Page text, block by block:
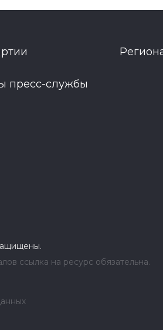
пресс-службы
ссылка на ресурс обязательна.